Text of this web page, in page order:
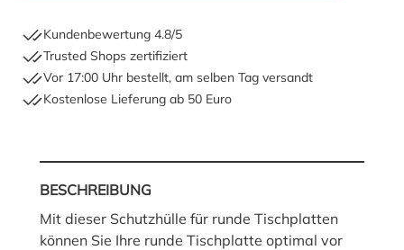
Kundenbewertung 4.8/5
Trusted Shops zertifiziert
Vor 17:00 Uhr bestellt, am selben Tag versandt
Kostenlose Lieferung ab 50 Euro
BESCHREIBUNG
Mit dieser Schutzhülle für runde Tischplatten
können Sie Ihre runde Tischplatte optimal vor